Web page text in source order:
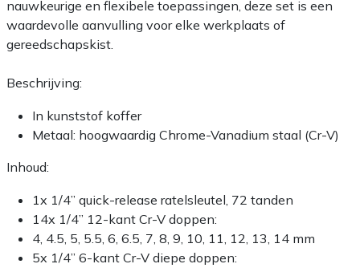
nauwkeurige en flexibele toepassingen, deze set is een
waardevolle aanvulling voor elke werkplaats of
gereedschapskist.
Beschrijving:
In kunststof koffer
Metaal: hoogwaardig Chrome-Vanadium staal (Cr-V)
Inhoud:
1x 1/4” quick-release ratelsleutel, 72 tanden
14x 1/4” 12-kant Cr-V doppen:
4, 4.5, 5, 5.5, 6, 6.5, 7, 8, 9, 10, 11, 12, 13, 14 mm
5x 1/4” 6-kant Cr-V diepe doppen: